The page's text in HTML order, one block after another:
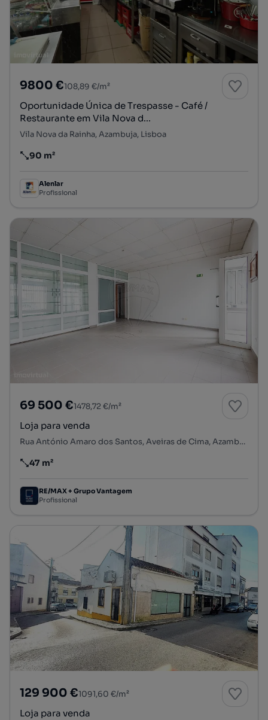
9800 €108,89 €/m²
Oportunidade Única de Trespasse - Café /
Restaurante em Vila Nova d...
Vila Nova da Rainha, Azambuja, Lisboa
Preço por metro quadrado
90 m²
Alenlar
Profissional
69 500 €1478,72 €/m²
Loja para venda
Rua António Amaro dos Santos, Aveiras de Cima, Azambuja, Lisboa
Preço por metro quadrado
47 m²
RE/MAX + Grupo Vantagem
Profissional
129 900 €1091,60 €/m²
Loja para venda